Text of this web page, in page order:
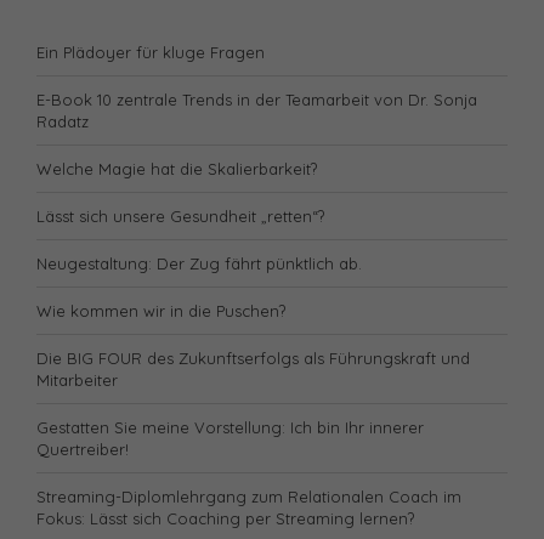
Ein Plädoyer für kluge Fragen
E-Book 10 zentrale Trends in der Teamarbeit von Dr. Sonja
Radatz
Welche Magie hat die Skalierbarkeit?
Lässt sich unsere Gesundheit „retten“?
Neugestaltung: Der Zug fährt pünktlich ab.
Wie kommen wir in die Puschen?
Die BIG FOUR des Zukunftserfolgs als Führungskraft und
Mitarbeiter
Gestatten Sie meine Vorstellung: Ich bin Ihr innerer
Quertreiber!
Streaming-Diplomlehrgang zum Relationalen Coach im
Fokus: Lässt sich Coaching per Streaming lernen?